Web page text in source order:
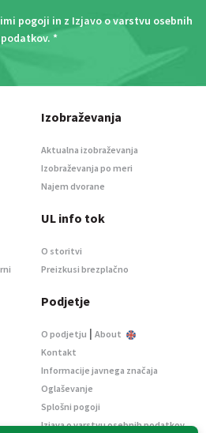
pogoji in z Izjavo o varstvu osebnih
podatkov. *
Izobraževanja
Aktualna izobraževanja
Izobraževanja po meri
Najem dvorane
UL info tok
O storitvi
Preizkusi brezplačno
Podjetje
O podjetju | About
Kontakt
Informacije javnega značaja
Oglaševanje
Splošni pogoji
Izjava o varstvu osebnih podatkov